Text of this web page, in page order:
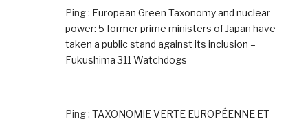
Ping : European Green Taxonomy and nuclear
power: 5 former prime ministers of Japan have
taken a public stand against its inclusion –
Fukushima 311 Watchdogs
Ping : TAXONOMIE VERTE EUROPÉENNE ET